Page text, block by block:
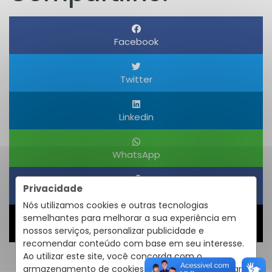
Privacidade
Nós utilizamos cookies e outras tecnologias
semelhantes para melhorar a sua experiência em
nossos serviços, personalizar publicidade e
recomendar conteúdo com base em seu interesse.
Ao utilizar este site, você concorda com o
armazenamento de cookies em seu dispositivo para
Facebook
Twitter
Linkedin
WhatsApp
Compartilhar